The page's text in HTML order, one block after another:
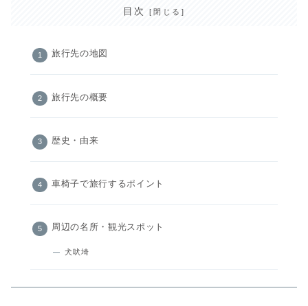
目次
旅行先の地図
旅行先の概要
歴史・由来
車椅子で旅行するポイント
周辺の名所・観光スポット
犬吠埼